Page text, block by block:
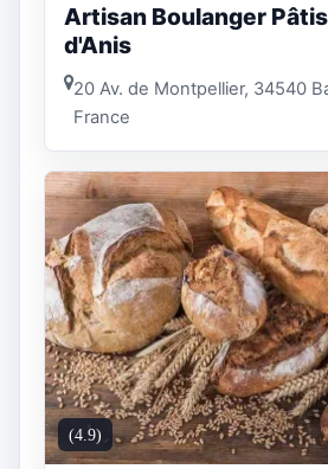
Artisan Boulanger
d'Anis
20 Av. de Montpellier, 34540
France
(4.9)